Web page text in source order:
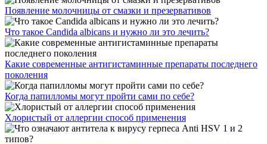
Появление молочницы от смазки и презервативов
Что такое Candida albicans и нужно ли это лечить?
Какие современные антигистаминные препараты последнего
поколения
Когда папилломы могут пройти сами по себе?
Хлористый от аллергии способ применения